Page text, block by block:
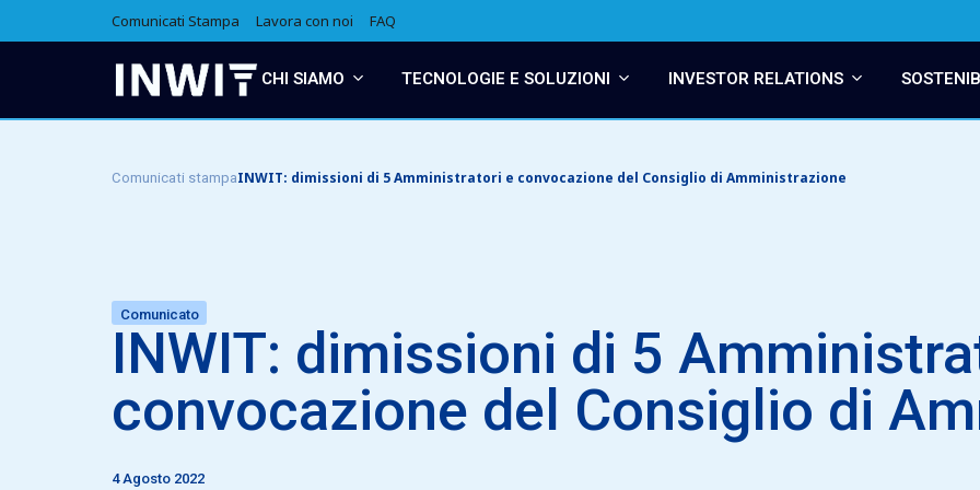
Comunicati Stampa Lavora con noi FAQ
CHI SIAMO TECNOLOGIE E SOLUZIONI INVESTOR RELATIONS
Comunicati stampaINWIT: dimissioni di 5 Amministratori e convocazione del Consiglio di Amministrazione
Comunicato
INWIT: dimissioni di 5
convocazione del Consiglio di
4 Agosto 2022